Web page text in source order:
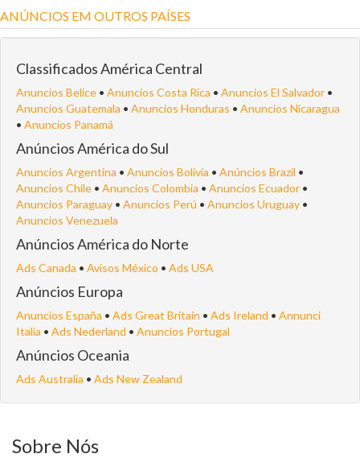
ANÚNCIOS EM OUTROS PAÍSES
Classificados América Central
Anuncios Belice • Anuncios Costa Rica • Anuncios El Salvador •
Anuncios Guatemala • Anuncios Honduras • Anuncios Nicaragua
• Anuncios Panamá
Anúncios América do Sul
Anuncios Argentina • Anuncios Bolivia • Anúncios Brazil •
Anuncios Chile • Anuncios Colombia • Anuncios Ecuador •
Anuncios Paraguay • Anuncios Perú • Anuncios Uruguay •
Anuncios Venezuela
Anúncios América do Norte
Ads Canada • Avisos México • Ads USA
Anúncios Europa
Anuncios España • Ads Great Britain • Ads Ireland • Annunci
Italia • Ads Nederland • Anuncios Portugal
Anúncios Oceania
Ads Australia • Ads New Zealand
Sobre Nós